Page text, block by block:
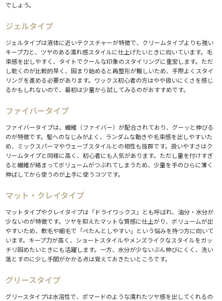
でしょう。
ジェルタイプ
ジェルタイプは液体に近いテクスチャーが特徴で、クリームタイプよりも強い
キープ力と、ツヤのある濡れ感スタイルに仕上げたいときに向いています。毛
束感を出しやすく、タイトでクールな印象のスタイリングに重宝します。ただ
し乾くのが比較的早く、固まり始めると再整形が難しいため、手際よくスタイ
リングを進める必要があります。ワックス初心者の方はやや扱いにくさを感じ
るかもしれないので、最初は少量から試してみるのがおすすめです。
ファイバータイプ
ファイバータイプは、繊維（ファイバー）が配合されており、グーッと伸びる
のが特徴です。髪へのなじみがよく、ランダムな動きや毛束感を出しやすいた
め、ミックスパーマやウェーブスタイルとの相性も抜群です。扱いやすさはク
リームタイプと同様に高く、初心者にも人気があります。ただし量を付けすぎ
ると繊維が絡まってボリュームがつぶれてしまうため、少量を手のひらに薄く
伸ばしてから使うのが上手に使うコツです。
マット・クレイタイプ
マットタイプやクレイタイプは「ドライワックス」とも呼ばれ、油分・水分が
少ないのが特徴です。ツヤを抑えたマットな質感に仕上がり、ボリュームが出
やすいため、軟毛や細毛で「ぺたんとしやすい」という悩みを持つ方に向いて
います。キープ力が高く、ショートスタイルやメンズライクなスタイルをガッ
チリ固めたいときにも活躍します。一方、水分が少ないぶん伸びにくく、洗い
落とすのに少し手間がかかる点は覚えておきたいところです。
グリースタイプ
グリースタイプは水溶性で、ポマードのような濡れたツヤ感を出してくれるの